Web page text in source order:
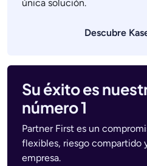
única solución.
Descubre
Su éxito es
número 1
Partner First es un
flexibles, riesgo compartido
empresa.